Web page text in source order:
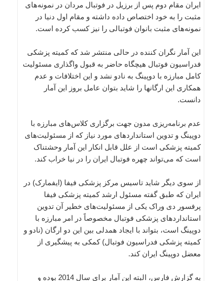
ایران مقام دوم پس از برزیل در فوتبال مردان در نمونه‌های
مثبت را به خود اختصاص داده داشته و مقام اول دنیا در
نمونه‌های مثبت بانوان فوتبالی را نیز کسب کرده است.
این آمار نگران کننده در حالی منتشر شد که کمیته پزشکی
فدراسیون فوتبال هیچگاه حاضر به قبول واگذاری مسئولیت
کامل مبارزه با دوپینگ به نادو نشد و این اختلافات و عدم
همکاری این ارگانها را شاید بتوان عامل بروز این آمار
دانست.
عدم برنامه‌ریزی مدون جهت برگزاری کلاس‌های مبارزه با
دوپینگ و تدوین استانداردهای مورد نیاز که از مسئولیت‌های
کمیته پزشکی است از علل قابل انکار این آمار وحشتناک
است که می‌تواند چهره فوتبال ایران را در نیا خراب کند.
از سوی دیگر شاید تاسیس مرکز پزشکی فیفا (ایفمارک) در
ایران که طبق گفته مسئول ارشد کمیته پزشکی فیفا
پرفسور دی وراک یکی از مسئولیت‌های خطیر آن تدوین
استانداردهای پزشکی فوتبال مخصوصاً در امر مبارزه با
دوپینگ است، بتواند با ایجاد همدلی بین این دو ارگان (نادو و
کمیته پزشکی فدراسیون فوتبال) کمکی به پیشگیری از
معضل دوپینگ ایران کند.
به گزارش فارس، البته این آمار برای سال 2014 بوده و